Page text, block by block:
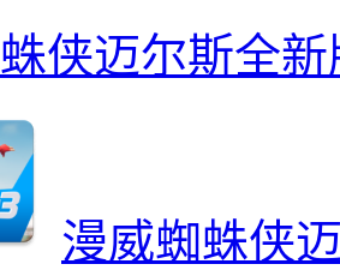
侠迈尔斯全
漫威蜘蛛侠